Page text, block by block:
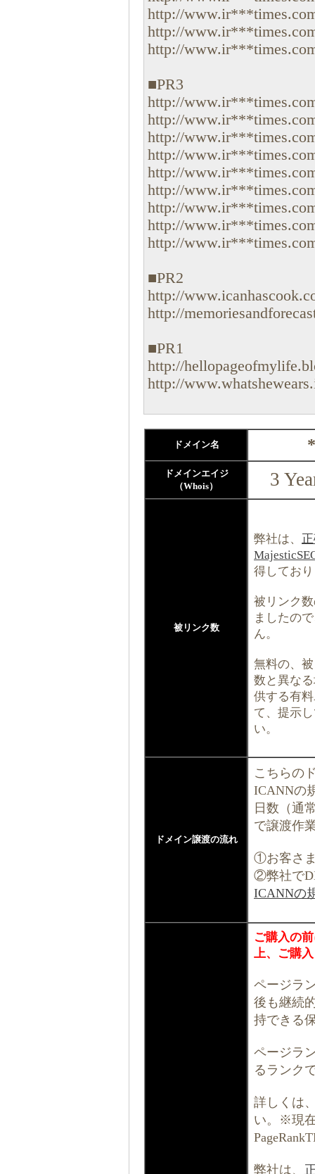
http://
http://
http://
■PR3
http://
http://
http://
http://
http://
http://
http://
http://
http://
■PR2
http://
http://
■PR1
http://
http://
ドメイン名
ドメインエイジ
（Whois）
3
被リンク数
弊社は、
得してお
被リンク
ましたの
ん。
無料の、
数と異な
供する有
て、提示
い。
ドメイン譲渡の流れ
こちらの
ICANNの
日数（通
で譲渡作
①お客さ
②弊社で
ICANNの
ご購入の
上、ご購
ページラ
後も継続
持できる
ページラ
るランク
詳しくは
い。※現
弊社は、